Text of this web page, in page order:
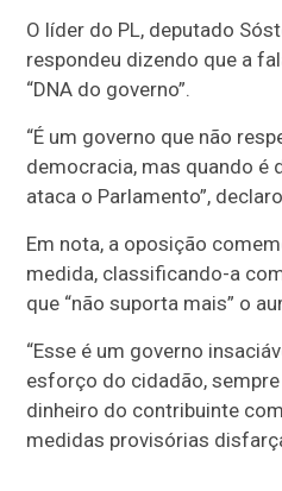
O líder do PL, deputado
respondeu dizendo que a
“DNA do governo”.
“É um governo que não
democracia, mas quando é
ataca o Parlamento”,
Em nota, a oposição
medida, classificando-a
que “não suporta mais” o
“Esse é um governo
esforço do cidadão,
dinheiro do contribuinte
medidas provisórias